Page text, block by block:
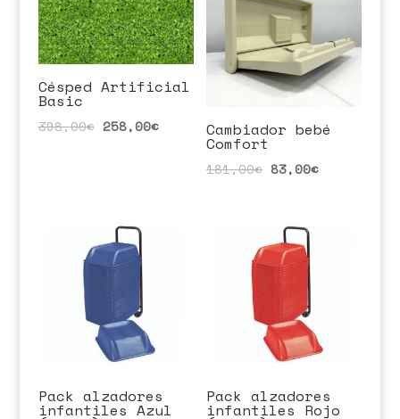
Césped Artificial
Basic
398,00€ 258,00€ Cambiador bebé
Comfort
181,00€ 83,00€
Pack alzadores
infantiles Azul
Pack alzadores
infantiles Rojo